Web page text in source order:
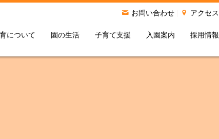
について 園の生活 子育て支援 入園案内 採用情報
お問い合わせ アクセス